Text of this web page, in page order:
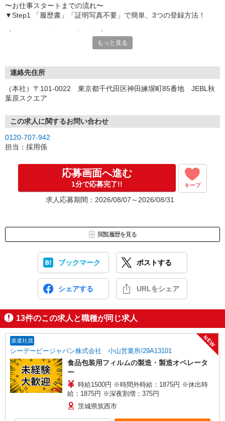
〜お仕事スタートまでの流れ〜
▼Step1 「履歴書」「証明写真不要」で簡単、3つの登録方法！
いつでも好きな時間に登録OK
受付時間/平日9:00〜19:00
【来場登録（目安1時間30分）】
▼Step2 全国にあるお仕事の中から、あなたにピッタリのお仕事を
ご案内
▼Step3 就業前に職場見学で気になる事はしっかりチェック！
応募⇒最短で2日後からの勤務も可能です！
もっと見る
連絡先住所
（本社）〒101-0022 東京都千代田区神田練塀町85番地 JEBL秋
葉原スクエア
この求人に関するお問い合わせ
0120-707-942
担当：採用係
応募画面へ進む
1分で応募完了!! キープ
求人応募期間：2026/08/07～2026/08/31
閲覧履歴を見る
ブックマーク ポストする
シェアする URLをシェア
13件のこの求人と職種が同じ求人
派遣社員
シーデーピージャパン株式会社 小山営業所/29A13101
NEW
食品包装用フィルムの製造・製造オペレータ
ー
時給1500円 ※時間外時給：1875円 ※休出時
給：1875円 ※深夜割増：375円
茨城県筑西市